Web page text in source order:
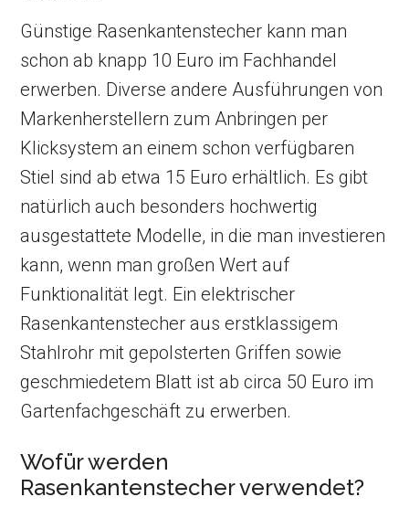
Günstige Rasenkantenstecher kann man
schon ab knapp 10 Euro im Fachhandel
erwerben. Diverse andere Ausführungen von
Markenherstellern zum Anbringen per
Klicksystem an einem schon verfügbaren
Stiel sind ab etwa 15 Euro erhältlich. Es gibt
natürlich auch besonders hochwertig
ausgestattete Modelle, in die man investieren
kann, wenn man großen Wert auf
Funktionalität legt. Ein elektrischer
Rasenkantenstecher aus erstklassigem
Stahlrohr mit gepolsterten Griffen sowie
geschmiedetem Blatt ist ab circa 50 Euro im
Gartenfachgeschäft zu erwerben.
Wofür werden
Rasenkantenstecher verwendet?